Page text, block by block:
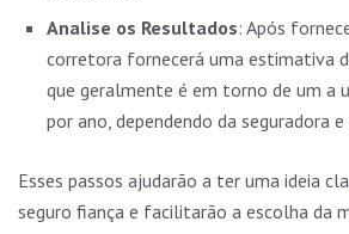
Analise os Resultados: Após
corretora fornecerá uma estimativa
que geralmente é em torno de um a
por ano, dependendo da seguradora
Esses passos ajudarão a ter uma ideia
seguro fiança e facilitarão a escolha da